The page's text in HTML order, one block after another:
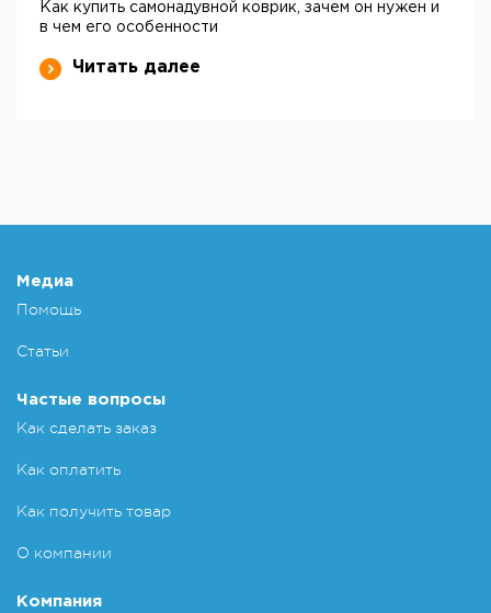
Как купить самонадувной коврик, зачем он нужен и
в чем его особенности
Читать далее
Медиа
Помощь
Статьи
Частые вопросы
Как сделать заказ
Как оплатить
Как получить товар
О компании
Компания